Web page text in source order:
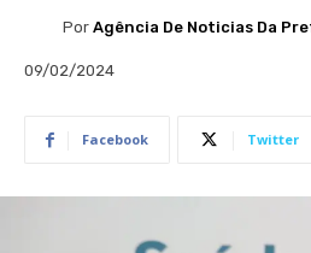
Por Agência De Noticias Da
09/02/2024
Facebook Twitter